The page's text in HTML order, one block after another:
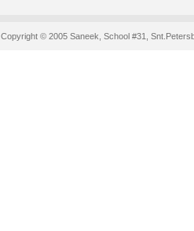
Copyright © 2005 Saneek, School #31,